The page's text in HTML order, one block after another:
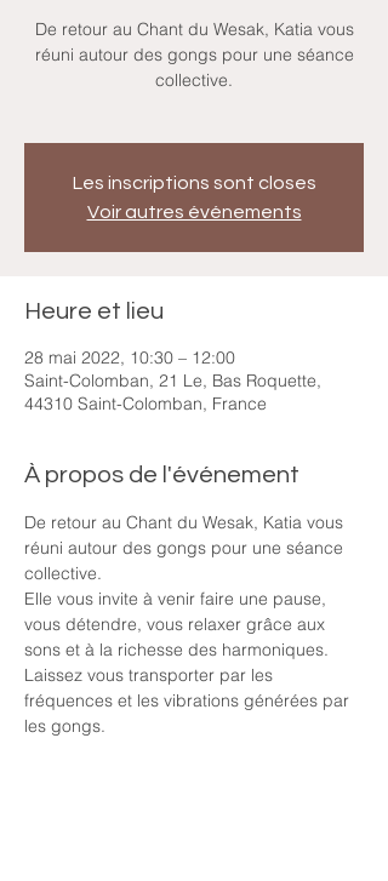
De retour au Chant du Wesak, Katia vous
réuni autour des gongs pour une séance
collective.
Les inscriptions sont closes
Voir autres événements
Heure et lieu
28 mai 2022, 10:30 – 12:00
Saint-Colomban, 21 Le, Bas Roquette,
44310 Saint-Colomban, France
À propos de l'événement
De retour au Chant du Wesak, Katia vous
réuni autour des gongs pour une séance
collective.
Elle vous invite à venir faire une pause,
vous détendre, vous relaxer grâce aux
sons et à la richesse des harmoniques.
Laissez vous transporter par les
fréquences et les vibrations générées par
les gongs.